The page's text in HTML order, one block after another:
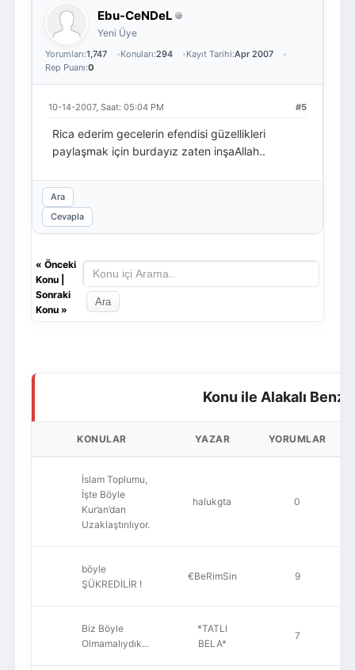
Ebu-CeNDeL
Yeni Üye
Yorumları:1,747 Konuları:294 Kayıt Tarihi:Apr 2007
Rep Puanı:0
#5
10-14-2007, Saat: 05:04 PM
Rica ederim gecelerin efendisi güzellikleri
paylaşmak için burdayız zaten inşaAllah..
Ara
Cevapla
« Önceki
Konu|
Sonraki
Konu»
Konu ile Alakalı
KONULAR YAZAR YORUMLAR
İslam Toplumu,
İşte Böyle
Kur’an’dan
Uzaklaştırılıyor.
halukgta 0
böyle
ŞÜKREDİLİR !
€BeRimSin 9
Biz Böyle
Olmamalıydık...
*TATLI
BELA*
7